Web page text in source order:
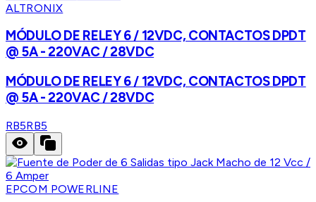
ALTRONIX
MÓDULO DE RELEY 6 / 12VDC, CONTACTOS DPDT
@ 5A - 220VAC / 28VDC
MÓDULO DE RELEY 6 / 12VDC, CONTACTOS DPDT
@ 5A - 220VAC / 28VDC
RB5RB5
EPCOM POWERLINE